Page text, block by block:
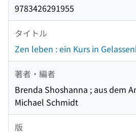
9783426291955
タイトル
Zen leben : ein Kurs in
著者・編者
Brenda Shoshanna ; aus dem
Michael Schmidt
版